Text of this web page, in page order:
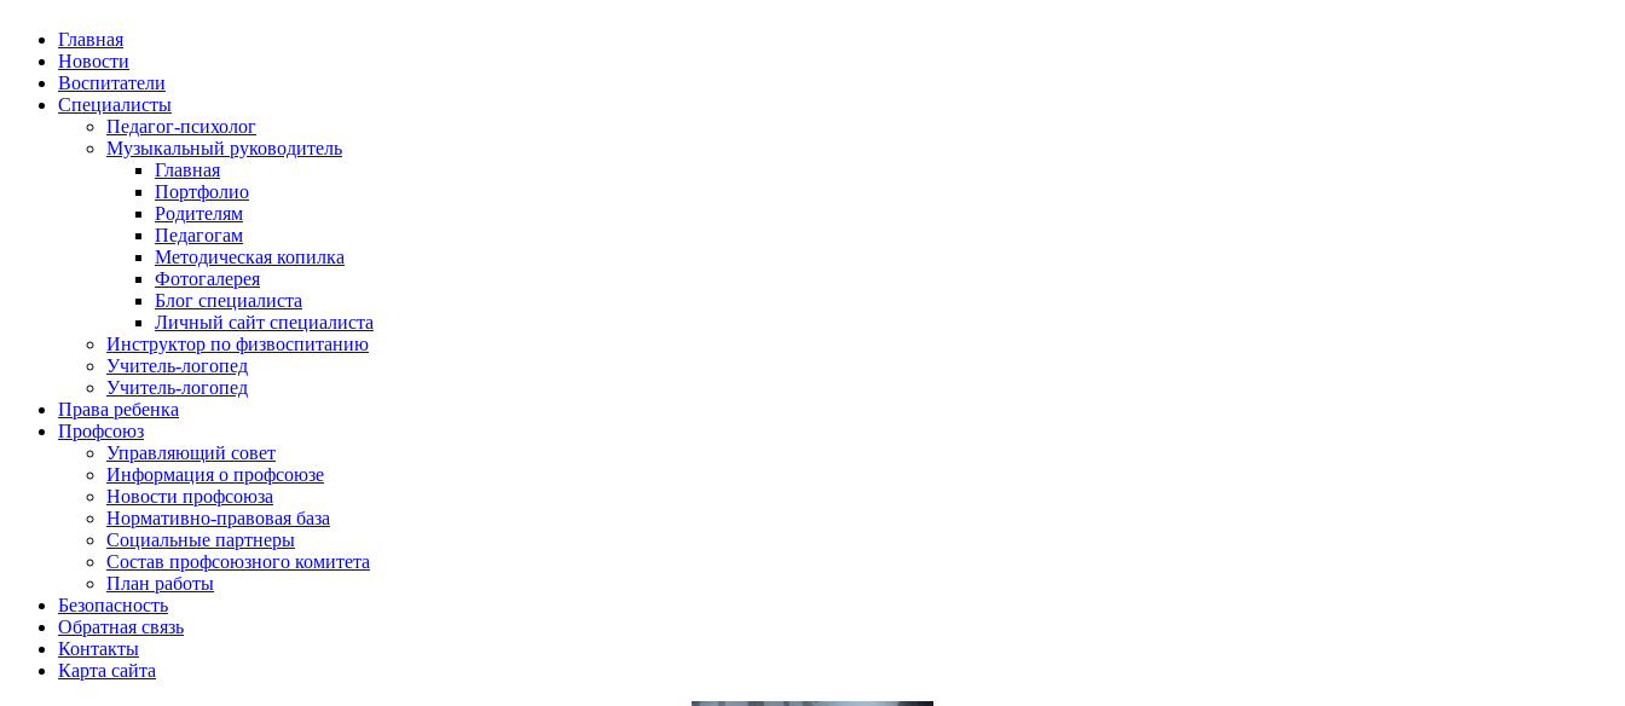
Главная
Новости
Воспитатели
Специалисты
Педагог-психолог
Музыкальный руководитель
Главная
Портфолио
Родителям
Педагогам
Методическая копилка
Фотогалерея
Блог специалиста
Личный сайт специалиста
Инструктор по физвоспитанию
Учитель-логопед
Учитель-логопед
Права ребенка
Профсоюз
Управляющий совет
Информация о профсоюзе
Новости профсоюза
Нормативно-правовая база
Социальные партнеры
Состав профсоюзного комитета
План работы
Безопасность
Обратная связь
Контакты
Карта сайта